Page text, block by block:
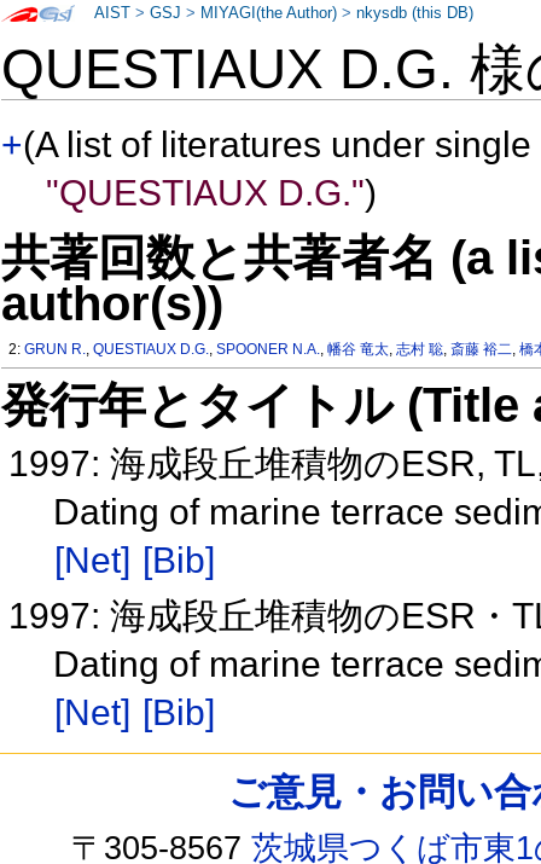
QUESTIAUX D.G.
+(A list of literatures under
"QUESTIAUX D.G.")
共著回数と共著者名 (a
author(s))
2:GRUN R.,QUESTIAUX D.G.,SPOONER N.A.,幡谷 竜太,志村 聡,斎藤 裕二,橋
発行年とタイトル
1997: 海成段丘堆積物のESR,
Dating of marine terrace
[Net] [Bib]
1997: 海成段丘堆積物のESR・
Dating of marine terrace
[Net] [Bib]
AIST >GSJ > MIYAGI(the Author) >nkysdb (this DB)
ご意見・お問い
〒305-8567茨城県つくば市東